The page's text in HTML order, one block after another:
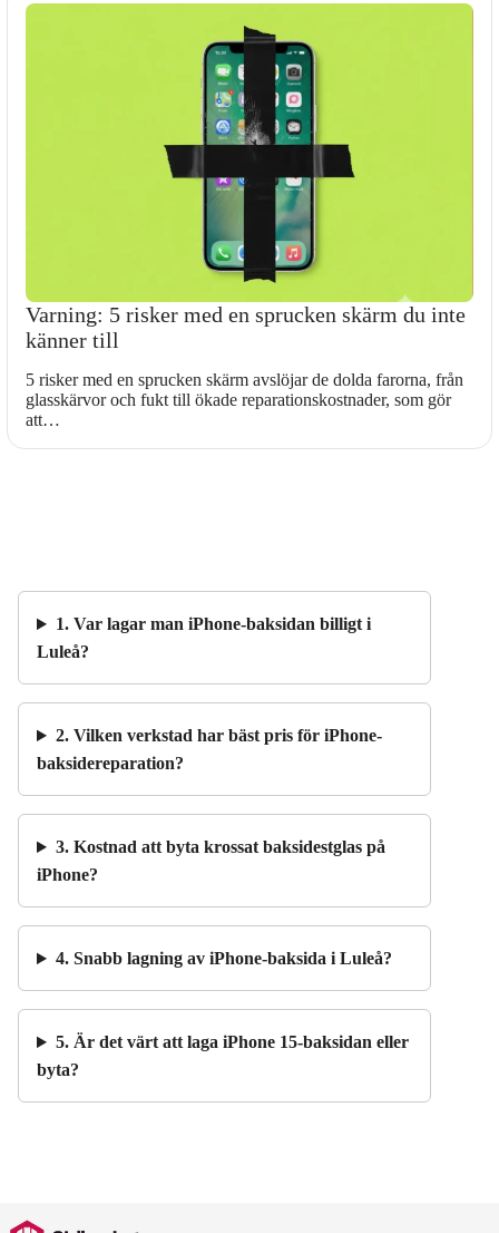
Varning: 5 risker med en sprucken skärm du inte
känner till
5 risker med en sprucken skärm avslöjar de dolda farorna, från
glasskärvor och fukt till ökade reparationskostnader, som gör
att…
1. Var lagar man iPhone-baksidan billigt i
Luleå?
2. Vilken verkstad har bäst pris för iPhone-
baksidereparation?
3. Kostnad att byta krossat baksidestglas på
iPhone?
4. Snabb lagning av iPhone-baksida i Luleå?
5. Är det värt att laga iPhone 15-baksidan eller
byta?